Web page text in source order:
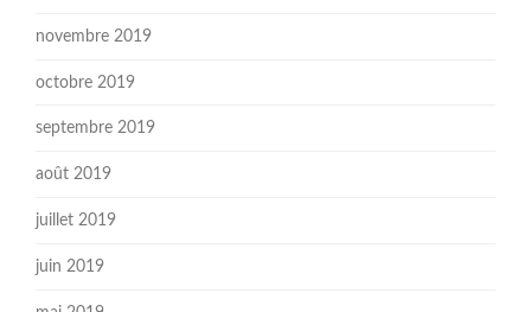
novembre 2019
octobre 2019
septembre 2019
août 2019
juillet 2019
juin 2019